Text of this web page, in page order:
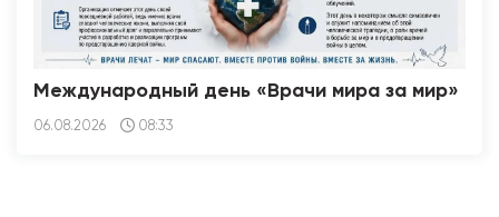
Международный день «Врачи мира за мир»
06.08.2026 08:33